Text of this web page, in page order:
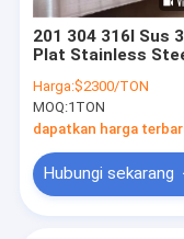
201 304 316l Sus
Plat Stainless
Stainless Steel
Disikat #4 Brush
Harga:$2300/TON
MOQ:1TON
dapatkan harga
Hubungi sekarang